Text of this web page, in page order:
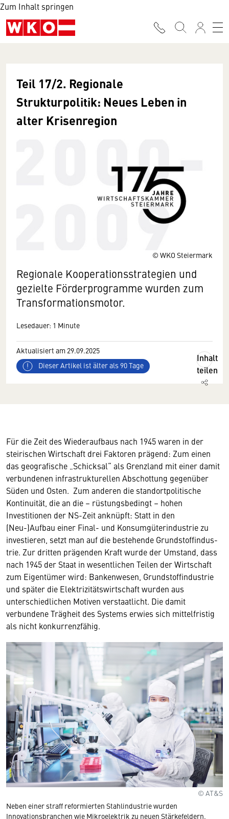
Zum Inhalt springen
© WKO Steiermark
Teil 17/2. Regionale
Strukturpolitik: Neues Leben in
alter Krisenregion
Regionale Kooperationsstrategien und
gezielte Förderprogramme wurden zum
Transformationsmotor.
Lesedauer: 1 Minute
Aktualisiert am 29.09.2025
Dieser Artikel ist älter als 90 Tage
Inhalt
teilen
Für die Zeit des Wiederaufbaus nach 1945 waren in der
steirischen Wirtschaft drei Faktoren prägend: Zum einen
das geografische „Schicksal“ als Grenzland mit einer damit
verbundenen infrastrukturellen Abschottung gegenüber
Süden und Osten. Zum anderen die standortpolitische
Kontinuität, die an die – rüstungsbedingt – hohen
Investitionen der NS-Zeit anknüpft: Statt in den
(Neu-)Aufbau einer Final- und Konsumgüterindustrie zu
investieren, setzt man auf die bestehende Grundstoffindus­
trie. Zur dritten prägenden Kraft wurde der Umstand, dass
nach 1945 der Staat in wesentlichen Teilen der Wirtschaft
zum Eigentümer wird: Bankenwesen, Grundstoffindustrie
und später die Elektrizitätswirtschaft wurden aus
unterschiedlichen Motiven verstaatlicht. Die damit
verbundene Trägheit des Systems erwies sich mittelfristig
als nicht konkurrenzfähig.
© AT&S
Neben einer straff reformierten Stahlindustrie wurden
Innovationsbranchen wie Mikroelektrik zu neuen Stärkefeldern.